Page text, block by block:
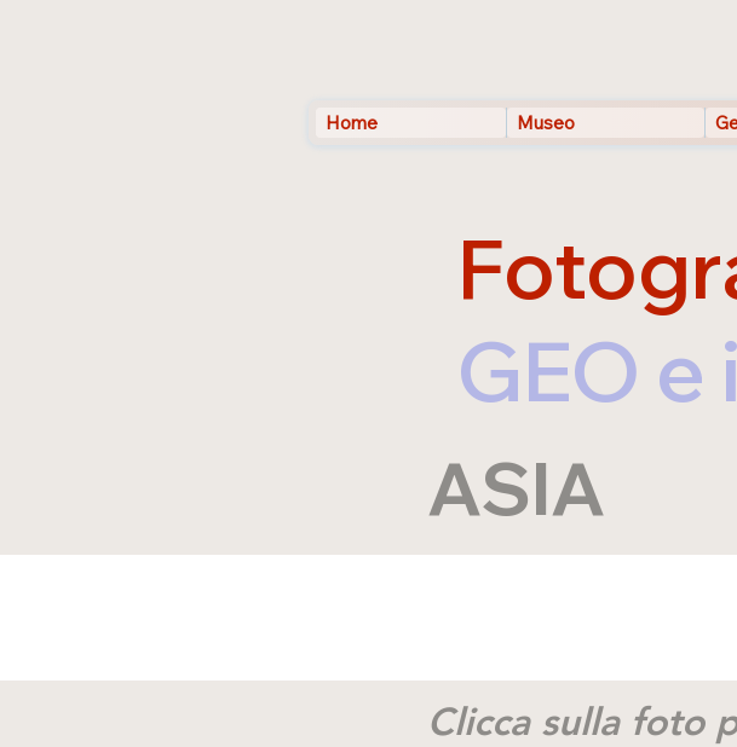
Home Museo
GEO
ASIA
Clicca sulla foto